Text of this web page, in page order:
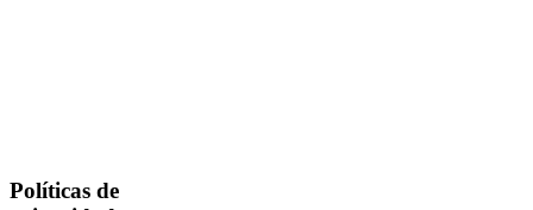
Políticas de